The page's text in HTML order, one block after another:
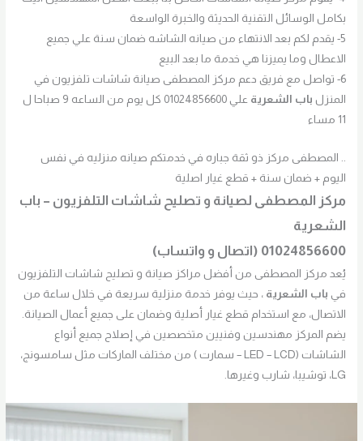
بكامل الوسائل التقنية الحديثة والخبرة الواسعة
5- يقدم لكم بعد الانتهاء من صيانه الشاشه ضمان سنة علي جميع
الاعطال وما يميزنا هي خدمة ما بعد البيع
6- تواصل مع فريق دعم مركز المصطفى صيانة شاشات تلفزيون في
المنزل باب الشعرية
علي 01024856600 كل يوم من الساعه 9 صباحا ل
11 مساء
.. المصطفى مركز ذو ثقة جباره في خدمتكم صيانه منزليه في نفس
اليوم + ضمان سنة + قطع غيار اصلية
مركز المصطفى لصيانة و تصليح شاشات التلفزيون – باب
الشعرية
01024856600 (اتصال و واتساب)
يُعد مركز المصطفى من أفضل مراكز صيانة و تصليح شاشات التلفزيون
في باب الشعرية ، حيث يوفر خدمة منزلية سريعة في خلال ساعة من
الاتصال، مع استخدام قطع غيار أصلية وضمان على جميع أعمال الصيانة.
يضم المركز مهندسين وفنيين متخصصين في إصلاح جميع أنواع
الشاشات (LED – LCD – سمارت ) من مختلف الماركات مثل سامسونج،
LG، توشيبا، شارب وغيرها.